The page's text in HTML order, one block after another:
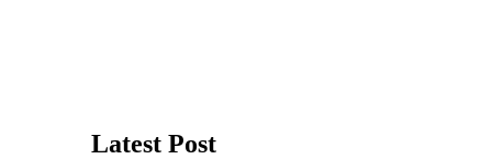
Latest Post